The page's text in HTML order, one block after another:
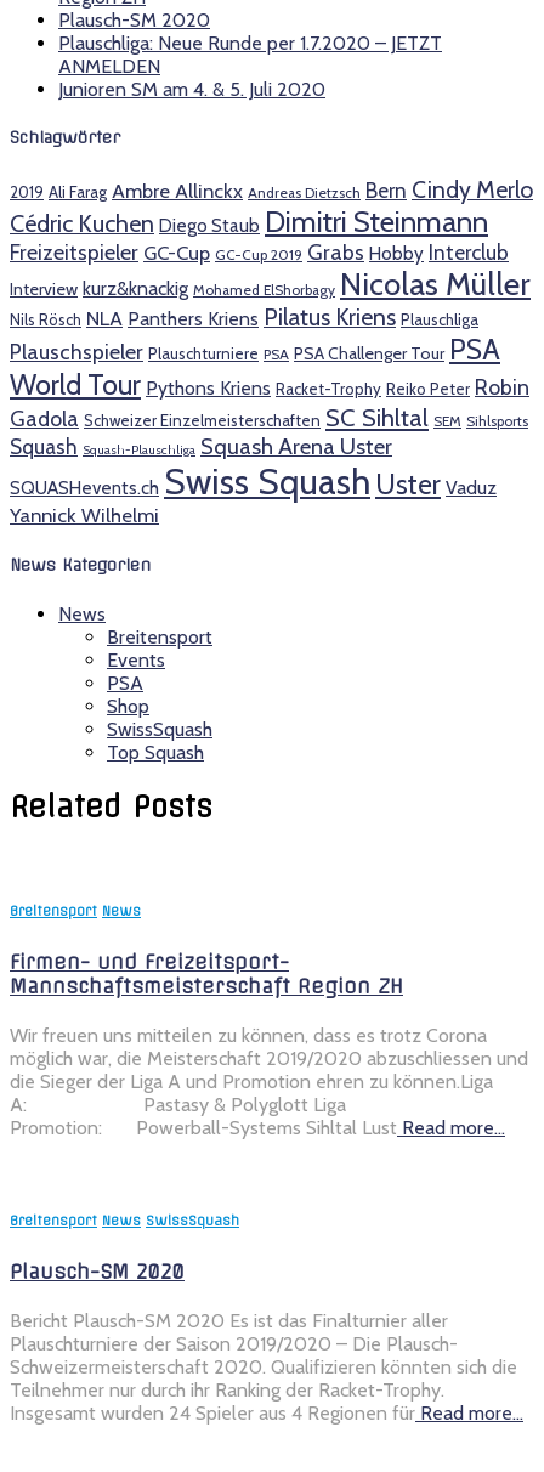
Plausch-SM 2020
Plauschliga: Neue Runde per 1.7.2020 – JETZT
ANMELDEN
Junioren SM am 4. & 5. Juli 2020
Schlagwörter
2019 Ali Farag Ambre Allinckx Andreas Dietzsch Bern Cindy Merlo
Cédric Kuchen Diego Staub Dimitri Steinmann
Freizeitspieler GC-Cup GC-Cup 2019 Grabs Hobby Interclub
Interview kurz&knackig Mohamed ElShorbagy Nicolas Müller
Nils Rösch NLA Panthers Kriens Pilatus Kriens Plauschliga
Plauschspieler Plauschturniere PSA PSA Challenger Tour PSA
World Tour Pythons Kriens Racket-Trophy Reiko Peter Robin
Gadola Schweizer Einzelmeisterschaften SC Sihltal SEM Sihlsports
Squash Squash-Plauschliga Squash Arena Uster
SQUASHevents.ch Swiss Squash Uster Vaduz
Yannick Wilhelmi
News Kategorien
News
Breitensport
Events
PSA
Shop
SwissSquash
Top Squash
Related Posts
Breitensport News
Firmen- und Freizeitsport-
Mannschaftsmeisterschaft Region ZH
Wir freuen uns mitteilen zu können, dass es trotz Corona
möglich war, die Meisterschaft 2019/2020 abzuschliessen und
die Sieger der Liga A und Promotion ehren zu können.Liga
A: Pastasy & Polyglott Liga
Promotion: Powerball-Systems Sihltal Lust Read more…
Breitensport News SwissSquash
Plausch-SM 2020
Bericht Plausch-SM 2020 Es ist das Finalturnier aller
Plauschturniere der Saison 2019/2020 – Die Plausch-
Schweizermeisterschaft 2020. Qualifizieren könnten sich die
Teilnehmer nur durch ihr Ranking der Racket-Trophy.
Insgesamt wurden 24 Spieler aus 4 Regionen für Read more…